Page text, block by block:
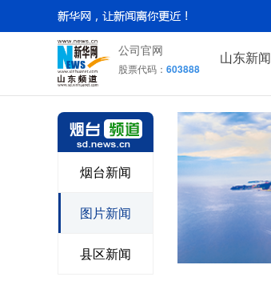
公司官网
股票代码： 603888
山东新闻
烟台新闻
图片新闻
县区新闻